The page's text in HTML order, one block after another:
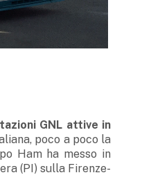
GNL attive in
poco a poco la
Ham ha messo in
(PI) sulla Firenze-